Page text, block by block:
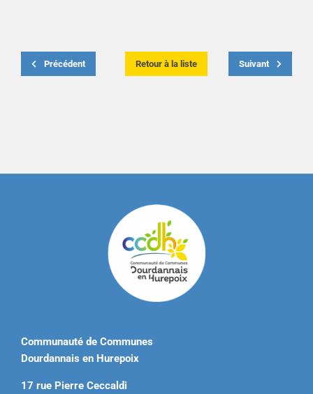
Précédent Retour à la liste Suivant
Communauté de Communes
Dourdannais en Hurepoix
17 rue Pierre Ceccaldi